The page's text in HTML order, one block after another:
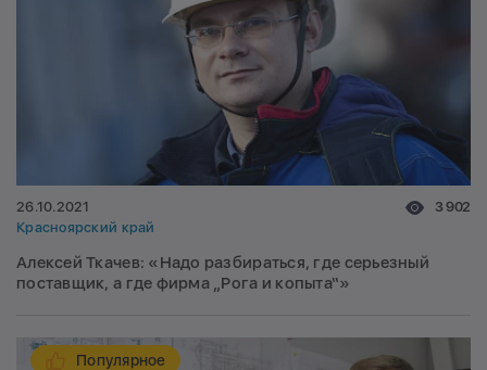
26.10.2021
Красноярский край
3 902
Алексей Ткачев: «Надо разбираться, где серьезный
поставщик, а где фирма „Рога и копыта“»
Популярное